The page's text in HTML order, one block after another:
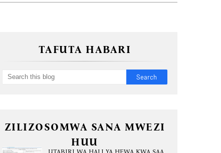
TAFUTA HABARI
ZILIZOSOMWA SANA MWEZI
HUU